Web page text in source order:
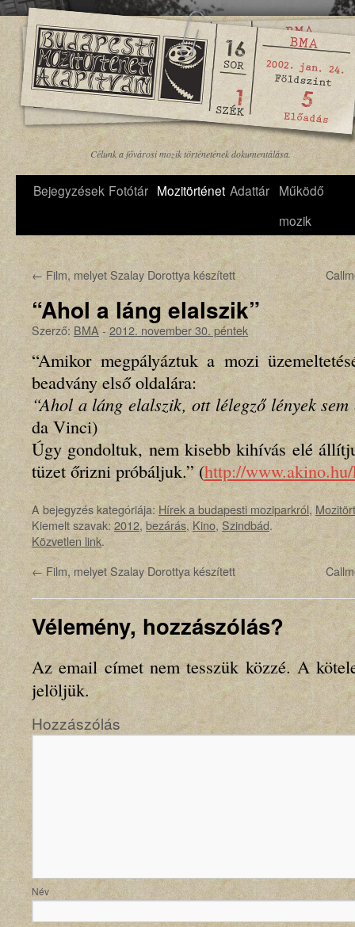
Célunk a fővárosi mozik történetének dokumentálása.
Bejegyzések Fotótár Mozitörténet Adattár Működő
mozik
← Film, melyet Szalay Dorottya készített
“Ahol a láng elalszik”
Szerző: BMA- 2012. november 30. péntek
“Amikor megpályáztuk a mozi
beadvány első oldalára:
“Ahol a láng elalszik, ott lélegző lények sem
da Vinci)
Úgy gondoltuk, nem kisebb kihívás elé
tüzet őrizni próbáljuk.” (http://
A bejegyzés kategóriája: Hírek a budapesti moziparkról,
Kiemelt szavak: 2012, bezárás,Kino,Szindbád.
Közvetlen link.
←Film, melyet Szalay Dorottya készített
Vélemény, hozzászólás?
Az email címet nem tesszük közzé.A
jelöljük.
Hozzászólás